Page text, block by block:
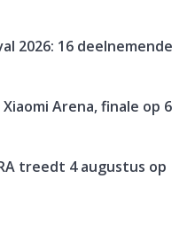
2026: 16 deelnemende
Arena, finale op 6
treedt 4 augustus op